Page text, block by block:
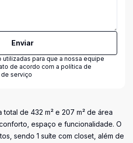
Enviar
para que a nossa equipe
de acordo com a política de
serviço
de 432 m² e 207 m² de área
espaço e funcionalidade. O
sendo 1 suíte com closet, além de